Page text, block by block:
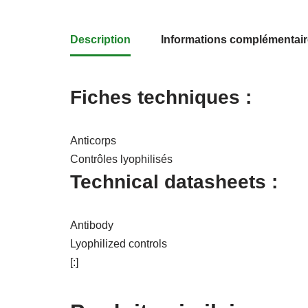
Description Informations
Fiches techniques :
Anticorps
Contrôles lyophilisés
Technical datasheets :
Antibody
Lyophilized controls
[:]